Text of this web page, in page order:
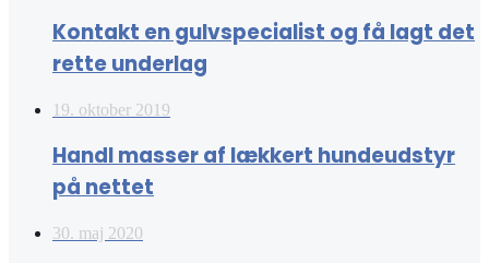
Kontakt en gulvspecialist og få lagt det
rette underlag
19. oktober 2019
Handl masser af lækkert hundeudstyr
på nettet
30. maj 2020